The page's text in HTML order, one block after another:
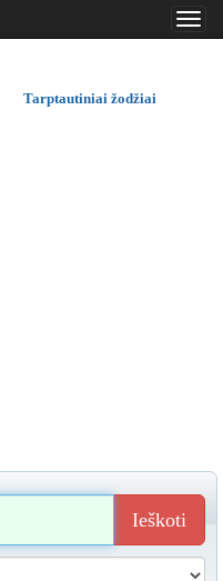
..
..
Tarptautiniai žodžiai
Ieškoti